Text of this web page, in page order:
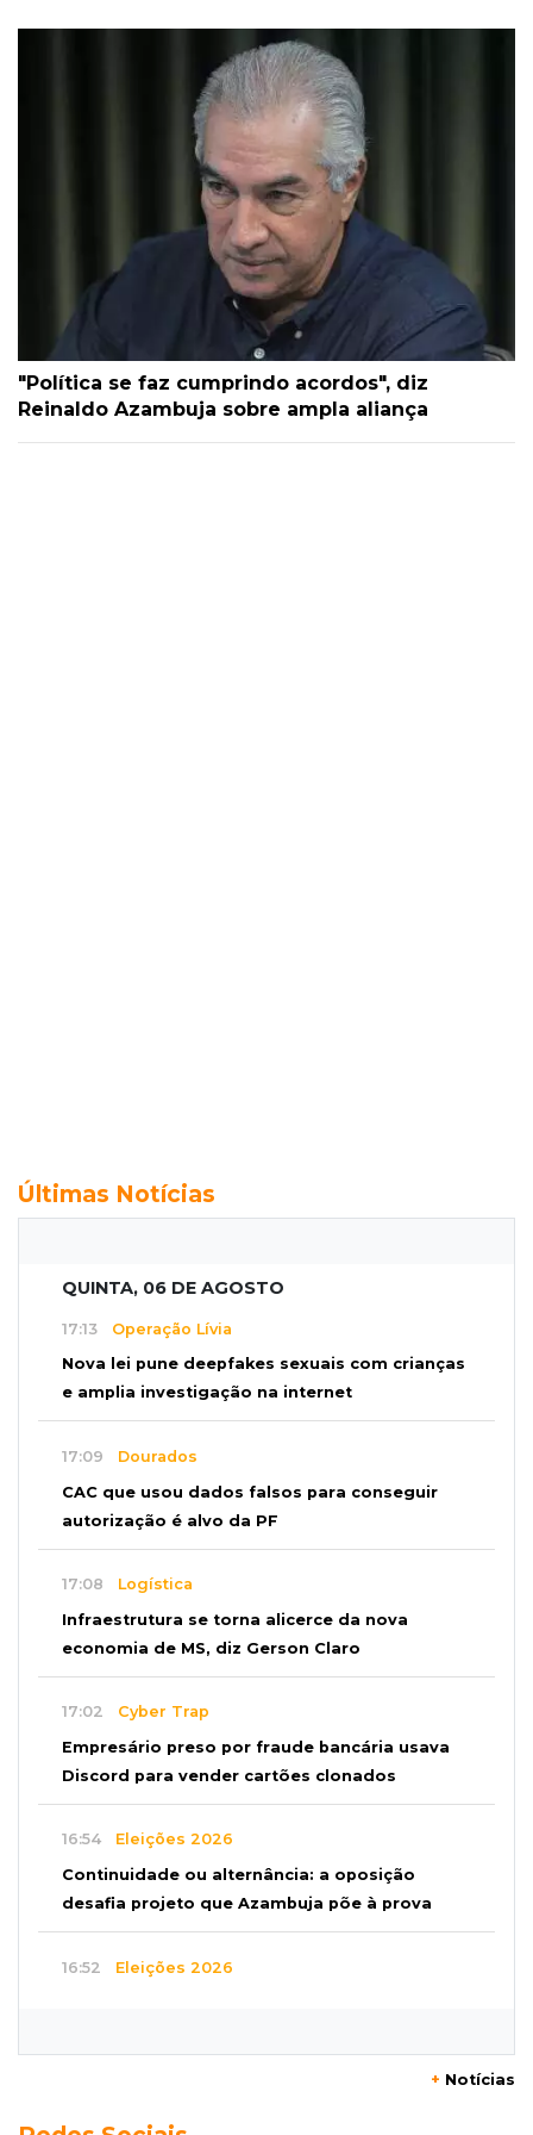
"Política se faz cumprindo acordos", diz
Reinaldo Azambuja sobre ampla aliança
Últimas Notícias
QUINTA, 06 DE AGOSTO
17:13 Operação Lívia
Nova lei pune deepfakes sexuais com crianças
e amplia investigação na internet
17:09 Dourados
CAC que usou dados falsos para conseguir
autorização é alvo da PF
17:08 Logística
Infraestrutura se torna alicerce da nova
economia de MS, diz Gerson Claro
17:02 Cyber Trap
Empresário preso por fraude bancária usava
Discord para vender cartões clonados
16:54 Eleições 2026
Continuidade ou alternância: a oposição
desafia projeto que Azambuja põe à prova
16:52 Eleições 2026
Com máquinas nas ruas, Vila Nogueira e
+ Notícias